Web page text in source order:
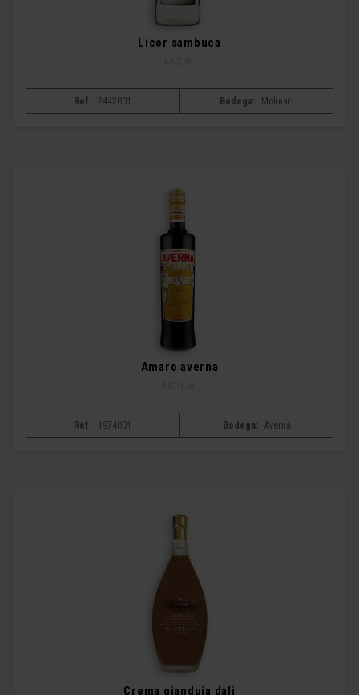
Licor sambuca
Ref: 2442001 Bodega: Molinari
Amaro averna
Ref: 1974001 Bodega: Averna
Crema gianduia dali